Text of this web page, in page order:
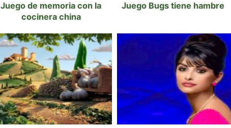
Juego de memoria con la
cocinera china
Juego Bugs tiene hambre